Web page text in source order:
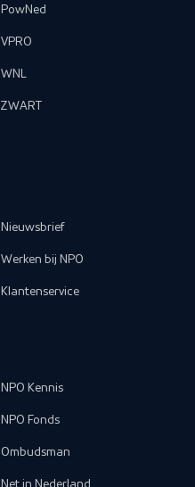
PowNed
VPRO
WNL
ZWART
Nieuwsbrief
Werken bij NPO
Klantenservice
NPO Kennis
NPO Fonds
Ombudsman
Net in Nederland